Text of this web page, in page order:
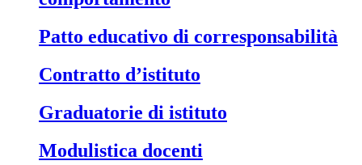
Patto educativo di corresponsabilità
Contratto d’istituto
Graduatorie di istituto
Modulistica docenti